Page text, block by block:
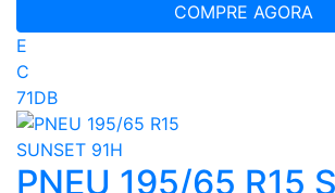
COMPRE AGORA
E
C
71DB
PNEU 195/65 R15